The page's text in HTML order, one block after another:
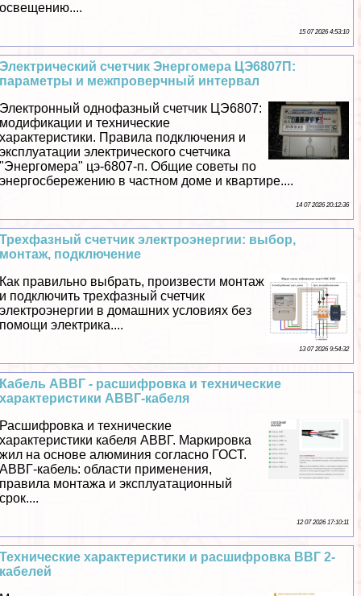
освещению....
15 07 2026 4:53:10
Электрический счетчик Энергомера ЦЭ6807П:
параметры и межпроверчный интервал
Электронный однофазный счетчик ЦЭ6807:
модификации и технические
хаpaктеристики. Правила подключения и
эксплуатации электрического счетчика
"Энергомера" цэ-6807-п. Общие советы по
энергосбережению в частном доме и квартире....
14 07 2026 20:12:36
Трехфазный счетчик электроэнергии: выбор,
монтаж, подключение
Как правильно выбрать, произвести монтаж
и подключить трехфазный счетчик
электроэнергии в домашних условиях без
помощи электрика....
13 07 2026 9:54:32
Кабель АВВГ - расшифровка и технические
хаpaктеристики АВВГ-кабеля
Расшифровка и технические
хаpaктеристики кабеля АВВГ. Маркировка
жил на основе алюминия согласно ГОСТ.
АВВГ-кабель: области применения,
правила монтажа и эксплуатационный
срок....
12 07 2026 17:10:11
Технические хаpaктеристики и расшифровка ВВГ 2-
кабелей